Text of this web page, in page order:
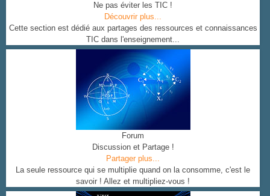
Ne pas éviter les TIC !
Découvrir plus...
Cette section est dédié aux partages des ressources et connaissances
TIC dans l'enseignement...
Forum
Discussion et Partage !
Partager plus...
La seule ressource qui se multiplie quand on la consomme, c'est le
savoir ! Allez et multipliez-vous !